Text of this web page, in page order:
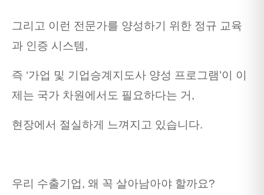
그리고 이런 전문가를 양성하기 위한 정규 교육
과 인증 시스템,
즉 ‘가업 및 기업승계지도사 양성 프로그램’이 이
제는 국가 차원에서도 필요하다는 거,
현장에서 절실하게 느껴지고 있습니다.
우리 수출기업, 왜 꼭 살아남아야 할까요?